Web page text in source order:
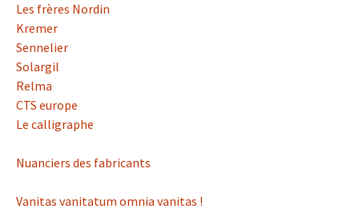
Les frères Nordin
Kremer
Sennelier
Solargil
Relma
CTS europe
Le calligraphe
Nuanciers des fabricants
Vanitas vanitatum omnia vanitas !